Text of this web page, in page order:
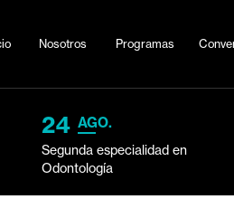
Inicio Nosotros
24 AGO.
Segunda especialidad en
Odontología